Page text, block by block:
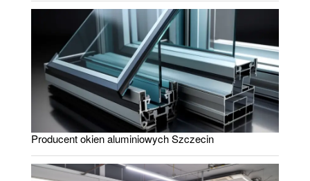
Producent okien aluminiowych Szczecin